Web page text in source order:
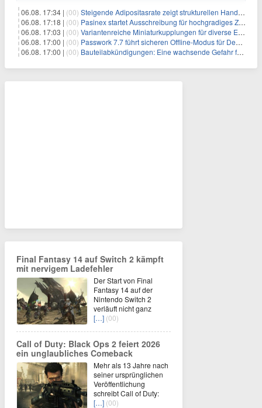
06.08. 17:34 | (00) Steigende Adipositasrate zeigt strukturellen Handlungsbedarf bei der Ernährung schulpflichtiger Kinder
06.08. 17:18 | (00) Pasinex startet Ausschreibung für hochgradiges Zinksulfidkonzentrat mit Germanium- und Silbergehalten und stellt ein Betriebsupdate bereit
06.08. 17:03 | (00) Variantenreiche Miniaturkupplungen für diverse Einsatzbereiche
06.08. 17:00 | (00) Passwork 7.7 führt sicheren Offline-Modus für Desktop- und Mobile-Apps ein
06.08. 17:00 | (00) Bauteilabkündigungen: Eine wachsende Gefahr für industrielle Elektroniksysteme
Final Fantasy 14 auf Switch 2 kämpft
mit nervigem Ladefehler
Der Start von Final
Fantasy 14 auf der
Nintendo Switch 2
verläuft nicht ganz
[…] (00)
Call of Duty: Black Ops 2 feiert 2026
ein unglaubliches Comeback
Mehr als 13 Jahre nach
seiner ursprünglichen
Veröffentlichung
schreibt Call of Duty:
[…] (00)